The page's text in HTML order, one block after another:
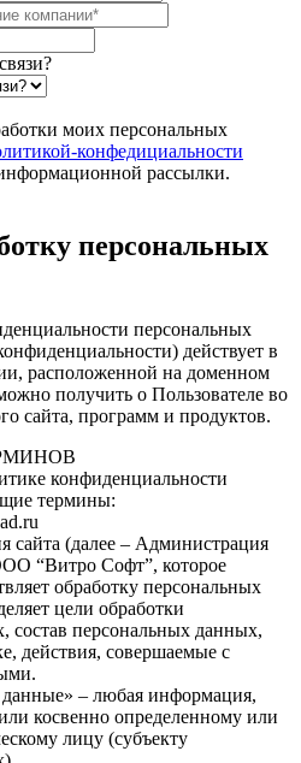
моих персональных
конфедициальности
рассылки.
персональных
персональных
действует в
расположенной на доменном
получить о Пользователе во
сайта, программ и продуктов.
конфиденциальности
термины:
сайта (далее – Администрация
“Витро Софт”, которое
обработку персональных
цели обработки
состав персональных данных,
действия, совершаемые с
– любая информация,
косвенно определенному или
лицу (субъекту